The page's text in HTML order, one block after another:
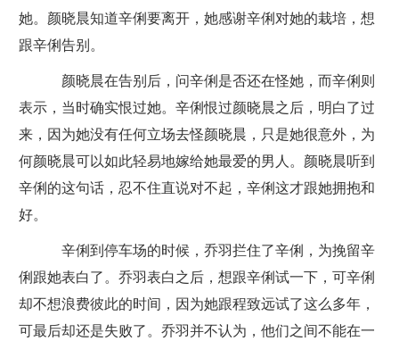
她。颜晓晨知道辛俐要离开，她感谢辛俐对她的栽培，想
跟辛俐告别。
颜晓晨在告别后，问辛俐是否还在怪她，而辛俐则
表示，当时确实恨过她。辛俐恨过颜晓晨之后，明白了过
来，因为她没有任何立场去怪颜晓晨，只是她很意外，为
何颜晓晨可以如此轻易地嫁给她最爱的男人。颜晓晨听到
辛俐的这句话，忍不住直说对不起，辛俐这才跟她拥抱和
好。
辛俐到停车场的时候，乔羽拦住了辛俐，为挽留辛
俐跟她表白了。乔羽表白之后，想跟辛俐试一下，可辛俐
却不想浪费彼此的时间，因为她跟程致远试了这么多年，
可最后却还是失败了。乔羽并不认为，他们之间不能在一